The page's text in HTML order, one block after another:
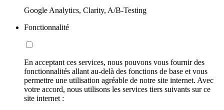
Google Analytics, Clarity, A/B-Testing
Fonctionnalité
En acceptant ces services, nous pouvons vous fournir des
fonctionnalités allant au-delà des fonctions de base et vous
permettre une utilisation agréable de notre site internet. Avec
votre accord, nous utilisons les services tiers suivants sur ce
site internet :